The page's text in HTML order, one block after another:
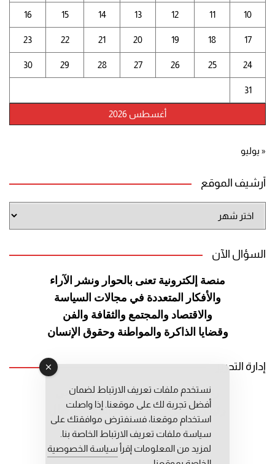
أغسطس 2026
10
11
12
13
14
15
16
17
18
19
20
21
22
23
24
25
26
27
28
29
30
31
« يوليو
أرشيف الموقع
الموقع
السؤال الآن
منصة إلكترونية تعنى بالحوار ونشر الآراء
والأفكار المتعددة في مجالات السياسة
والاقتصاد والمجتمع والثقافة والفن
وقضايا الذاكرة والمواطنة وحقوق الإنسان
إدارة التحرير
رئيس التحرير: عبد الرحيم التوراني
رئيس التحرير المساعد: المعطي قبال
مديرة التحرير: فاطمة حوحو
نستخدم ملفات تعريف الارتباط لضمان
أفضل تجربة لك على موقعنا. إذا واصلت
استخدام موقعنا، فسنفترض موافقتك على
سياسة ملفات تعريف الارتباط الخاصة بنا.
لمزيد من المعلومات إقرأ سياسة الخصوصية